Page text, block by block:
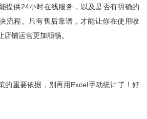
提供24小时在线服务，以及是否有明确的
流程。只有售后靠谱，才能让你在使用收
铺运营更加顺畅。
的重要依据，别再用Excel手动统计了！好